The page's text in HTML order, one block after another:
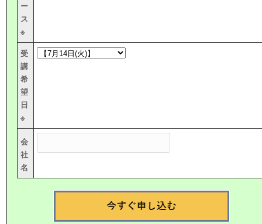
ー
ス
※
受
講
希
望
日
※
会
社
名